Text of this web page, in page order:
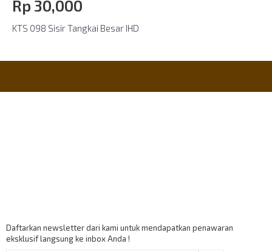
Rp‎ 30,000
KTS 098 Sisir Tangkai Besar IHD
Daftarkan newsletter dari kami untuk mendapatkan penawaran
eksklusif langsung ke inbox Anda !